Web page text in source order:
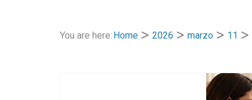
You are here: Home 2026 marzo 11